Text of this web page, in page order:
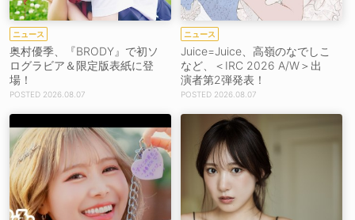
ニュース
奥村優季、『BRODY』で初ソ
ログラビア＆限定版表紙に登
場！
2026.08.07
ニュース
Juice=Juice、高嶺のなでしこ
など、＜IRC 2026 A/W＞出
演者第2弾発表！
2026.08.07